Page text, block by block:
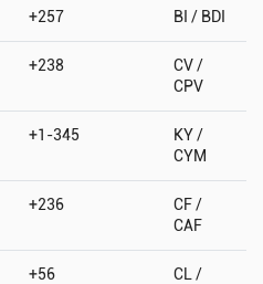
+257 BI / BDI
+238
CV /
CPV
+1-345
KY /
CYM
+236
CF /
CAF
+56
CL /